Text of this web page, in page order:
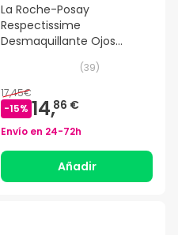
La Roche-Posay
Respectissime
Desmaquillante Ojos
(39)
17,45€
-15% 14,86 €
Envío en 24-72h
Añadir